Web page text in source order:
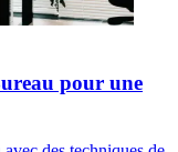
pour une